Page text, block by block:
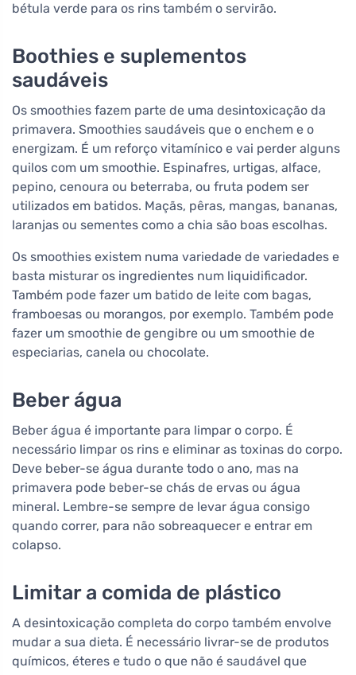
bétula verde para os rins também o servirão.
Boothies e suplementos
saudáveis
Os smoothies fazem parte de uma desintoxicação da
primavera. Smoothies saudáveis que o enchem e o
energizam. É um reforço vitamínico e vai perder alguns
quilos com um smoothie. Espinafres, urtigas, alface,
pepino, cenoura ou beterraba, ou fruta podem ser
utilizados em batidos. Maçãs, pêras, mangas, bananas,
laranjas ou sementes como a chia são boas escolhas.
Os smoothies existem numa variedade de variedades e
basta misturar os ingredientes num liquidificador.
Também pode fazer um batido de leite com bagas,
framboesas ou morangos, por exemplo. Também pode
fazer um smoothie de gengibre ou um smoothie de
especiarias, canela ou chocolate.
Beber água
Beber água é importante para limpar o corpo. É
necessário limpar os rins e eliminar as toxinas do corpo.
Deve beber-se água durante todo o ano, mas na
primavera pode beber-se chás de ervas ou água
mineral. Lembre-se sempre de levar água consigo
quando correr, para não sobreaquecer e entrar em
colapso.
Limitar a comida de plástico
A desintoxicação completa do corpo também envolve
mudar a sua dieta. É necessário livrar-se de produtos
químicos, éteres e tudo o que não é saudável que